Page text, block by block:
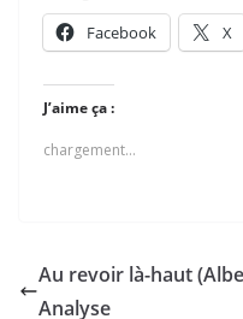
Facebook X
J’aime ça :
chargement…
Au revoir là-haut
Analyse